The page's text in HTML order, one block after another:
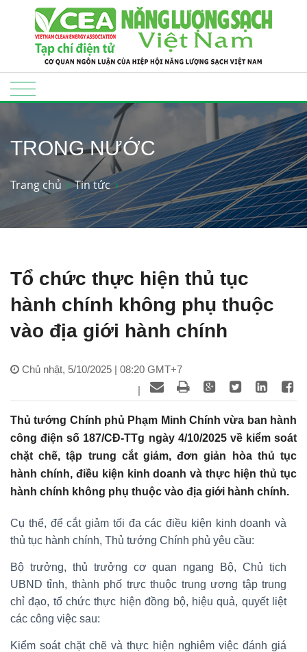
TRONG NƯỚC
Trang chủ Tin tức
Tổ chức thực hiện thủ tục
hành chính không phụ thuộc
vào địa giới hành chính
Chủ nhật, 5/10/2025 | 08:20 GMT+7
|
Thủ tướng Chính phủ Phạm Minh Chính vừa ban hành
công điện số 187/CĐ-TTg ngày 4/10/2025 về kiểm soát
chặt chẽ, tập trung cắt giảm, đơn giản hòa thủ tục
hành chính, điều kiện kinh doanh và thực hiện thủ tục
hành chính không phụ thuộc vào địa giới hành chính.
Cụ thể, để cắt giảm tối đa các điều kiện kinh doanh và
thủ tục hành chính, Thủ tướng Chính phủ yêu cầu:
Bộ trưởng, thủ trưởng cơ quan ngang Bộ, Chủ tịch
UBND tỉnh, thành phố trực thuộc trung ương tập trung
chỉ đạo, tổ chức thực hiện đồng bộ, hiệu quả, quyết liệt
các công việc sau:
Kiểm soát chặt chẽ và thực hiện nghiêm việc đánh giá